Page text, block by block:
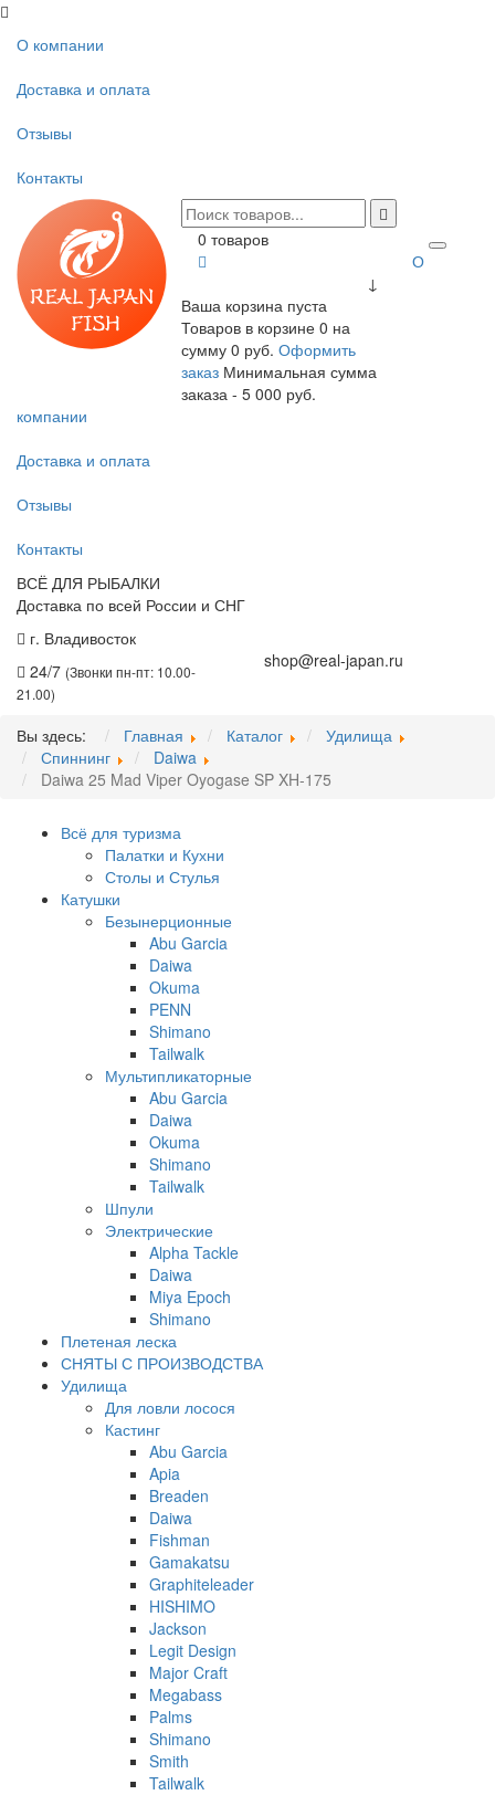
О компании
Доставка и оплата
Отзывы
Контакты
0 товаров
↓
Ваша корзина пуста
Товаров в корзине0 на
сумму0 руб. Оформить
заказ Минимальная сумма
заказа - 5 000 руб.
О
компании
Доставка и оплата
Отзывы
Контакты
ВСЁ ДЛЯ РЫБАЛКИ
Доставка по всей России и СНГ
г. Владивосток
24/7 (Звонки пн-пт: 10.00-
21.00)
shop@real-japan.ru
Вы здесь: Главная Каталог
Удилища
Спиннинг
Daiwa
Daiwa 25 Mad Viper Oyogase SP XH-175
Всё для туризма
Палатки и Кухни
Столы и Стулья
Катушки
Безынерционные
Abu Garcia
Daiwa
Okuma
PENN
Shimano
Tailwalk
Мультипликаторные
Abu Garcia
Daiwa
Okuma
Shimano
Tailwalk
Шпули
Электрические
Alpha Tackle
Daiwa
Miya Epoch
Shimano
Плетеная леска
СНЯТЫ С ПРОИЗВОДСТВА
Удилища
Для ловли лосося
Кастинг
Abu Garcia
Apia
Breaden
Daiwa
Fishman
Gamakatsu
Graphiteleader
HISHIMO
Jackson
Legit Design
Major Craft
Megabass
Palms
Shimano
Smith
Tailwalk